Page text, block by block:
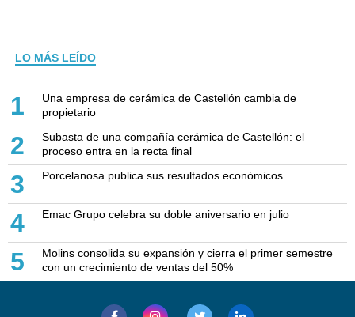
LO MÁS LEÍDO
1
Una empresa de cerámica de Castellón cambia de
propietario
2
Subasta de una compañía cerámica de Castellón: el
proceso entra en la recta final
3 Porcelanosa publica sus resultados económicos
4 Emac Grupo celebra su doble aniversario en julio
5
Molins consolida su expansión y cierra el primer semestre
con un crecimiento de ventas del 50%